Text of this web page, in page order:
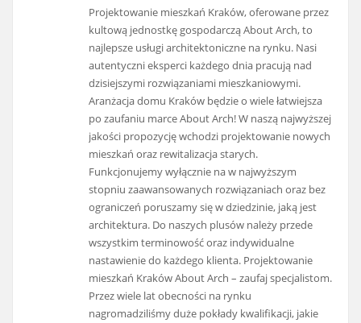
Projektowanie mieszkań Kraków, oferowane przez
kultową jednostkę gospodarczą About Arch, to
najlepsze usługi architektoniczne na rynku. Nasi
autentyczni eksperci każdego dnia pracują nad
dzisiejszymi rozwiązaniami mieszkaniowymi.
Aranżacja domu Kraków będzie o wiele łatwiejsza
po zaufaniu marce About Arch! W naszą najwyższej
jakości propozycję wchodzi projektowanie nowych
mieszkań oraz rewitalizacja starych.
Funkcjonujemy wyłącznie na w najwyższym
stopniu zaawansowanych rozwiązaniach oraz bez
ograniczeń poruszamy się w dziedzinie, jaką jest
architektura. Do naszych plusów należy przede
wszystkim terminowość oraz indywidualne
nastawienie do każdego klienta. Projektowanie
mieszkań Kraków About Arch – zaufaj specjalistom.
Przez wiele lat obecności na rynku
nagromadziliśmy duże pokłady kwalifikacji, jakie